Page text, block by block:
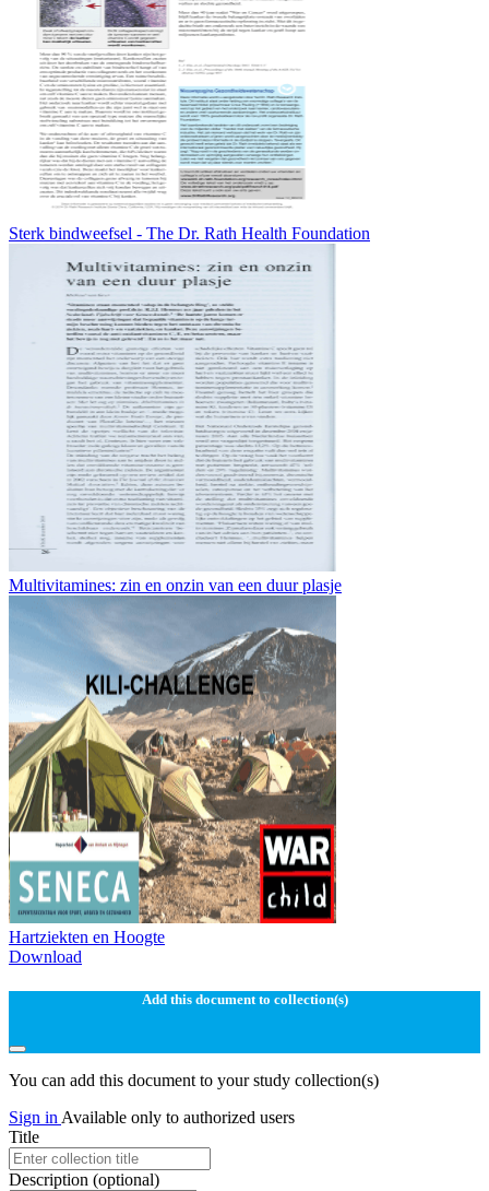
Sterk bindweefsel - The Dr. Rath Health Foundation
Multivitamines: zin en onzin van een duur plasje
Hartziekten en Hoogte
Download
Add this document to collection(s)
You can add this document to your study collection(s)
Sign in Available only to authorized users
Title
Description (optional)